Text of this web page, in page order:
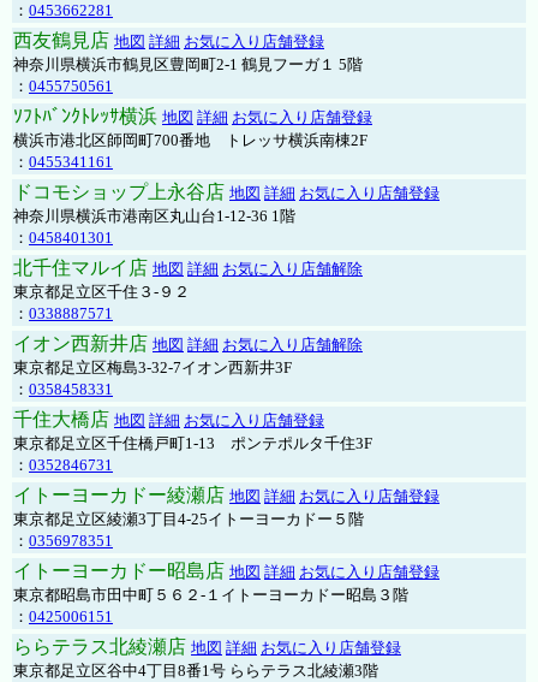
： 0453662281
西友鶴見店 地図 詳細 お気に入り店舗登録
神奈川県横浜市鶴見区豊岡町2-1 鶴見フーガ１ 5階
： 0455750561
ｿﾌﾄﾊﾞﾝｸﾄﾚｯｻ横浜 地図 詳細 お気に入り店舗登録
横浜市港北区師岡町700番地 トレッサ横浜南棟2F
： 0455341161
ドコモショップ上永谷店 地図 詳細 お気に入り店舗登録
神奈川県横浜市港南区丸山台1-12-36 1階
： 0458401301
北千住マルイ店 地図 詳細 お気に入り店舗解除
東京都足立区千住３-９２
： 0338887571
イオン西新井店 地図 詳細 お気に入り店舗解除
東京都足立区梅島3-32-7イオン西新井3F
： 0358458331
千住大橋店 地図 詳細 お気に入り店舗登録
東京都足立区千住橋戸町1-13 ポンテポルタ千住3F
： 0352846731
イトーヨーカドー綾瀬店 地図 詳細 お気に入り店舗登録
東京都足立区綾瀬3丁目4-25イトーヨーカドー５階
： 0356978351
イトーヨーカドー昭島店 地図 詳細 お気に入り店舗登録
東京都昭島市田中町５６２-１イトーヨーカドー昭島３階
： 0425006151
ららテラス北綾瀬店 地図 詳細 お気に入り店舗登録
東京都足立区谷中4丁目8番1号 ららテラス北綾瀬3階